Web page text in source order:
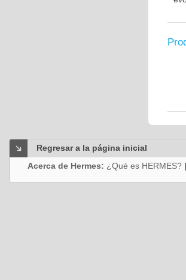
Regresar a la página inicial
Acerca de Hermes: ¿Qué es HERMES? |